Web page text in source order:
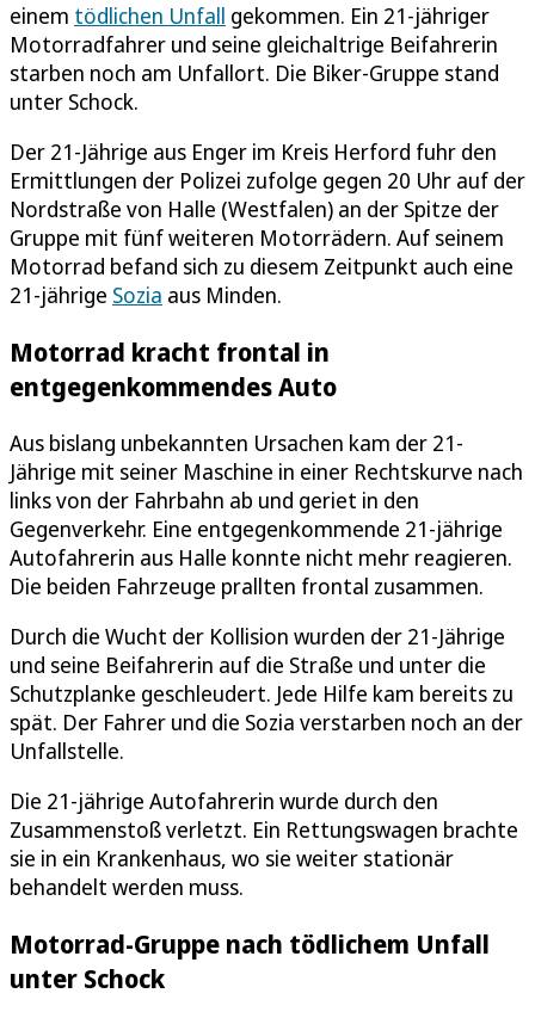
einem tödlichen Unfall gekommen. Ein 21-jähriger
Motorradfahrer und seine gleichaltrige Beifahrerin
starben noch am Unfallort. Die Biker-Gruppe stand
unter Schock.
Der 21-Jährige aus Enger im Kreis Herford fuhr den
Ermittlungen der Polizei zufolge gegen 20 Uhr auf der
Nordstraße von Halle (Westfalen) an der Spitze der
Gruppe mit fünf weiteren Motorrädern. Auf seinem
Motorrad befand sich zu diesem Zeitpunkt auch eine
21-jährige Sozia aus Minden.
Motorrad kracht frontal in
entgegenkommendes Auto
Aus bislang unbekannten Ursachen kam der 21-
Jährige mit seiner Maschine in einer Rechtskurve nach
links von der Fahrbahn ab und geriet in den
Gegenverkehr. Eine entgegenkommende 21-jährige
Autofahrerin aus Halle konnte nicht mehr reagieren.
Die beiden Fahrzeuge prallten frontal zusammen.
Durch die Wucht der Kollision wurden der 21-Jährige
und seine Beifahrerin auf die Straße und unter die
Schutzplanke geschleudert. Jede Hilfe kam bereits zu
spät. Der Fahrer und die Sozia verstarben noch an der
Unfallstelle.
Die 21-jährige Autofahrerin wurde durch den
Zusammenstoß verletzt. Ein Rettungswagen brachte
sie in ein Krankenhaus, wo sie weiter stationär
behandelt werden muss.
Motorrad-Gruppe nach tödlichem Unfall
unter Schock